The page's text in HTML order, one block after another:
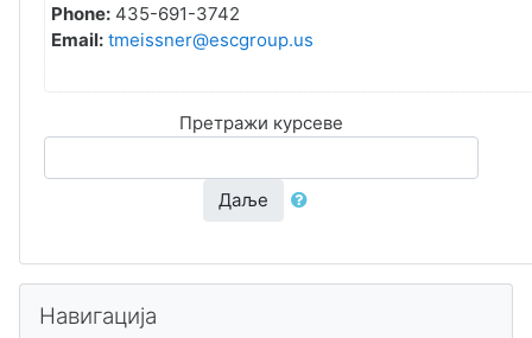
Phone: 435-691-3742
Email: tmeissner@escgroup.us
Претражи курсеве
Даље
Навигација